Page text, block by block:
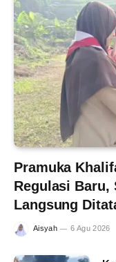
Pramuka
Regulasi Baru,
Langsung
Aisyah 6 Agu 2026